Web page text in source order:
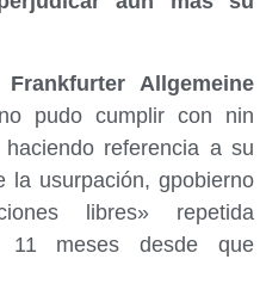
Frankfurter Allgemeine
pudo cumplir con nin
referencia a su
la usurpación, gpobierno
libres» repetida
11 meses desde que